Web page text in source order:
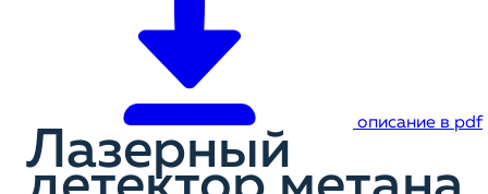
описание в pdf
Лазерный